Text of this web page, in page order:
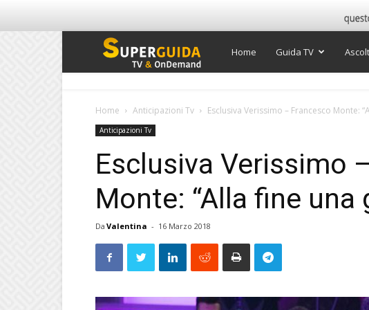
Super
Home Guida TV
Home Anticipazioni Tv Esclusiva Verissimo – Francesco Monte:
Anticipazioni Tv
Esclusiva Verissimo
Monte: “Alla fine una
Da Valentina - 16 Marzo 2018